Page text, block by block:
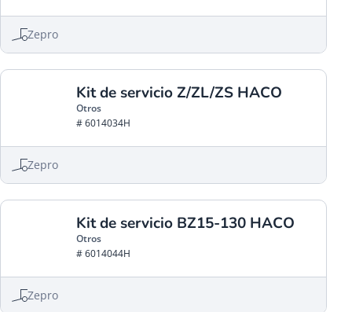
Zepro
Kit de servicio Z/ZL/ZS HACO
Otros
# 6014034H
Zepro
Kit de servicio BZ15-130 HACO
Otros
# 6014044H
Zepro